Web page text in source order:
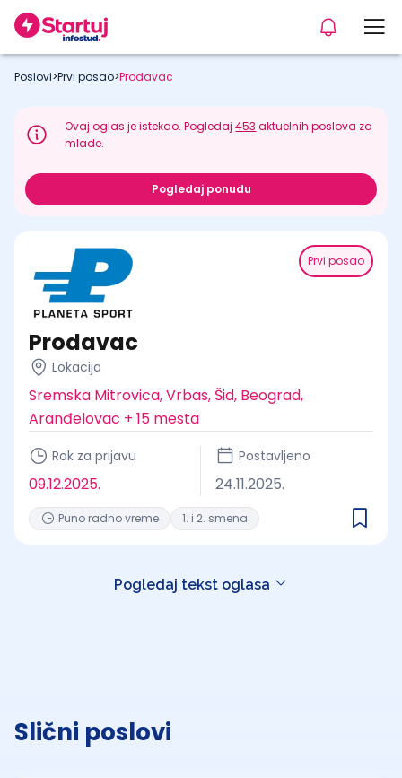
Poslovi>Prvi posao>Prodavac
Ovaj oglas je istekao. Pogledaj453 aktuelnih poslova za
mlade.
Pogledaj ponudu
Prvi posao
Prodavac
Lokacija
Sremska Mitrovica, Vrbas, Šid, Beograd,
Aranđelovac + 15 mesta
Rok za prijavu
09.12.2025.
Postavljeno
24.11.2025.
Puno radno vreme 1. i 2. smena
Pogledaj tekst oglasa
Slični poslovi